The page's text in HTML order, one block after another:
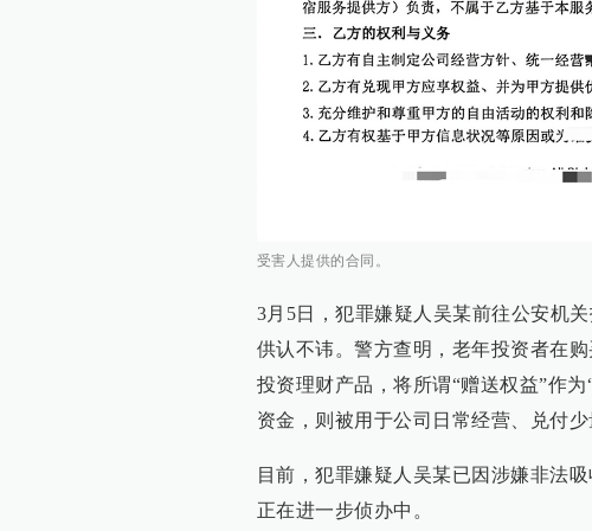
受害人提供的合同。
3月5日，犯罪嫌疑人吴某前往公安机
供认不讳。警方查明，老年投资者在
投资理财产品，将所谓“赠送权益”作
资金，则被用于公司日常经营、兑付少
目前，犯罪嫌疑人吴某已因涉嫌非法
正在进一步侦办中。